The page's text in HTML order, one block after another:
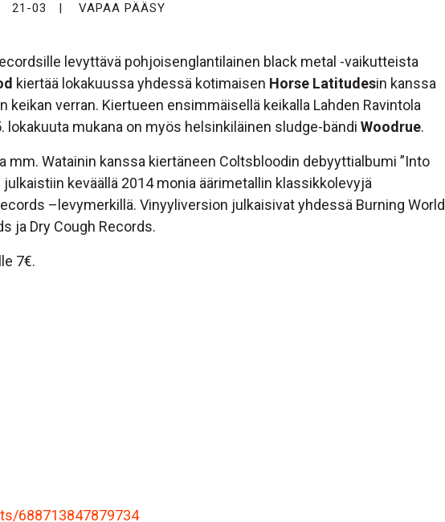
21-03 VAPAA PÄÄSY
levyttävä pohjoisenglantilainen black metal -vaikutteista
kiertää lokakuussa yhdessä kotimaisen Horse Latitudesin kanssa
keikan verran. Kiertueen ensimmäisellä keikalla Lahden Ravintola
lokakuuta mukana on myös helsinkiläinen sludge-bändi Woodrue.
mm. Watainin kanssa kiertäneen Coltsbloodin debyyttialbumi ”Into
keväällä 2014 monia äärimetallin klassikkolevyjä
–levymerkillä. Vinyyliversion julkaisivat yhdessä Burning World
ja Dry Cough Records.
7€.
688713847879734